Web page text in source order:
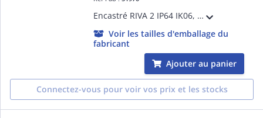
Encastré RIVA 2 IP64 IK06, D=108mm, blanc, LED intégrée 8,87W 60° CCT 3000-4000K 950lm UGR19, Alimentation 250mA séparée fournie, boite de connexion repiquable sans outil, variable par coupure de phase, 50000H
Voir les tailles d'emballage du
fabricant
Ajouter au panier
Connectez-vous pour voir vos prix et les stocks